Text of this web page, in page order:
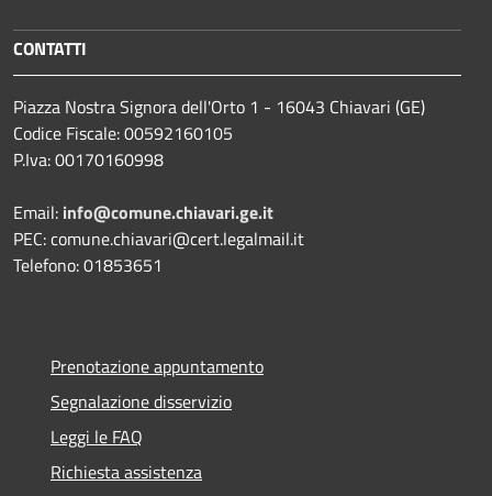
CONTATTI
Piazza Nostra Signora dell'Orto 1 - 16043 Chiavari (GE)
Codice Fiscale: 00592160105
P.Iva: 00170160998
Email: info@comune.chiavari.ge.it
PEC: comune.chiavari@cert.legalmail.it
Telefono: 01853651
Prenotazione appuntamento
Segnalazione disservizio
Leggi le FAQ
Richiesta assistenza